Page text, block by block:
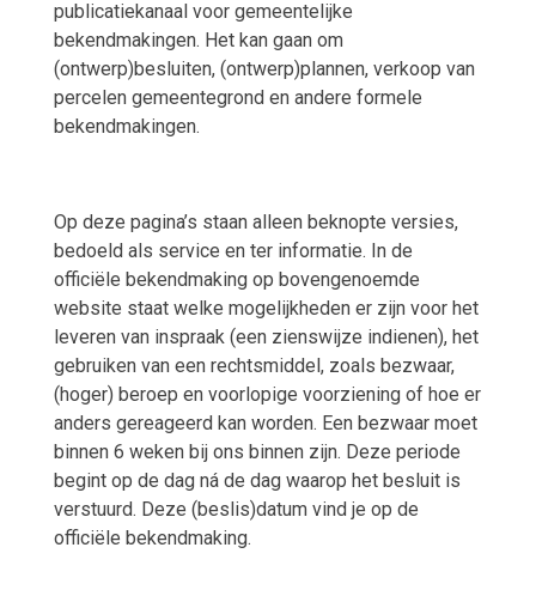
publicatiekanaal voor gemeentelijke
bekendmakingen. Het kan gaan om
(ontwerp)besluiten, (ontwerp)plannen, verkoop van
percelen gemeentegrond en andere formele
bekendmakingen.
Op deze pagina’s staan alleen beknopte versies,
bedoeld als service en ter informatie. In de
officiële bekendmaking op bovengenoemde
website staat welke mogelijkheden er zijn voor het
leveren van inspraak (een zienswijze indienen), het
gebruiken van een rechtsmiddel, zoals bezwaar,
(hoger) beroep en voorlopige voorziening of hoe er
anders gereageerd kan worden. Een bezwaar moet
binnen 6 weken bij ons binnen zijn. Deze periode
begint op de dag ná de dag waarop het besluit is
verstuurd. Deze (beslis)datum vind je op de
officiële bekendmaking.